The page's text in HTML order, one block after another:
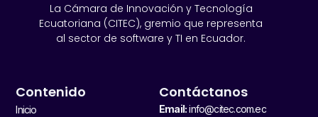
La Cámara de Innovación y Tecnología
Ecuatoriana (CITEC), gremio que representa
al sector de software y TI en Ecuador.
Contenido
Inicio
Contáctanos
Email:info@citec.com.ec